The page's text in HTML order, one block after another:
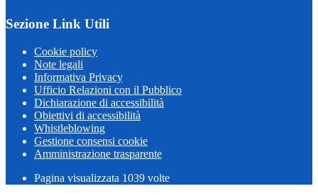
Sezione Link Utili
Cookie policy
Note legali
Informativa Privacy
Ufficio Relazioni con il Pubblico
Dichiarazione di accessibilità
Obiettivi di accessibilità
Whistleblowing
Gestione consensi cookie
Amministrazione trasparente
Pagina visualizzata 1039 volte